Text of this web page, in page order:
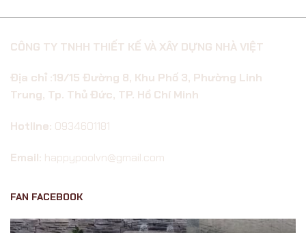
CÔNG TY TNHH THIẾT KẾ VÀ XÂY DỰNG NHÀ VIỆT
Địa chỉ :19/15 Đường 8, Khu Phố 3, Phường Linh
Trung, Tp. Thủ Đức, TP. Hồ Chí Minh
Hotline: 0934601181
Email: happypoolvn@gmail.com
FAN FACEBOOK